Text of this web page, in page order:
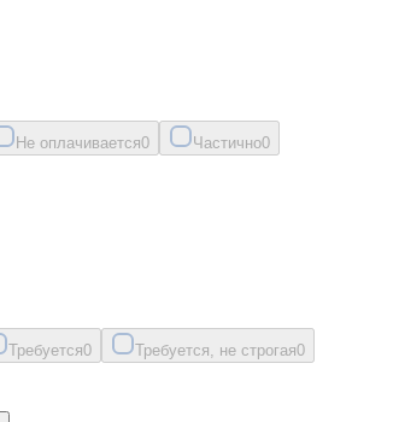
Не оплачивается0 Частично0
Требуется0 Требуется, не строгая0